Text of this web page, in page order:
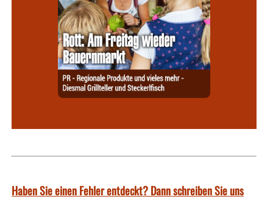
Haben Sie einen Fehler entdeckt? Dann schreiben Sie uns